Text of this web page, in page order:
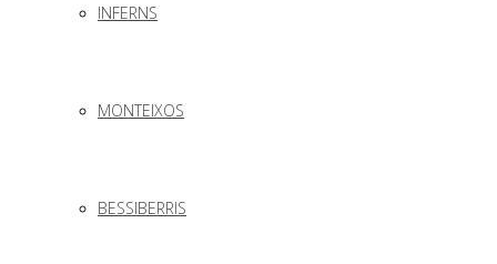
INFERNS
MONTEIXOS
BESSIBERRIS